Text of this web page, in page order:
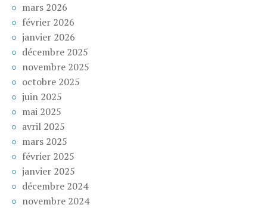
mars 2026
février 2026
janvier 2026
décembre 2025
novembre 2025
octobre 2025
juin 2025
mai 2025
avril 2025
mars 2025
février 2025
janvier 2025
décembre 2024
novembre 2024